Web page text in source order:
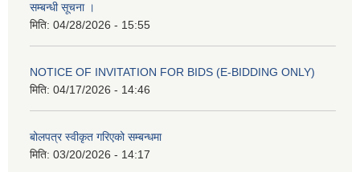
सम्बन्धी सूचना ।
मिति: 04/28/2026 - 15:55
NOTICE OF INVITATION FOR BIDS (E-BIDDING ONLY)
मिति: 04/17/2026 - 14:46
बोलपत्र स्वीकृत गरिएको सम्बन्धमा
मिति: 03/20/2026 - 14:17